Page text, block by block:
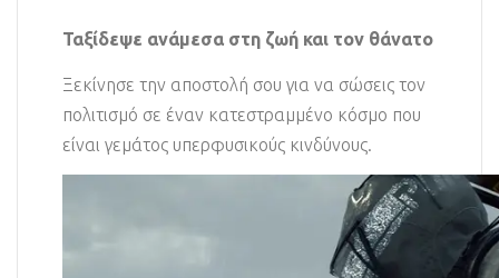
Ταξίδεψε ανάμεσα στη ζωή και τον θάνατο
Ξεκίνησε την αποστολή σου για να σώσεις τον
πολιτισμό σε έναν κατεστραμμένο κόσμο που
είναι γεμάτος υπερφυσικούς κινδύνους.